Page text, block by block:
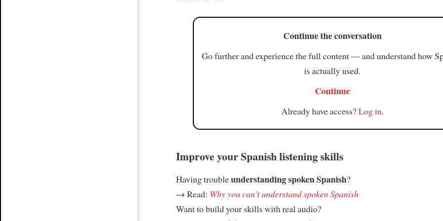
Continue the conversation
Go further and experience the full content — and understand how
is actually used.
Continue
Already have access?Log in.
Improve your Spanish listening skills
Having troubleunderstanding spoken Spanish?
→ Read: Why you can't understand spoken Spanish
Want to build your skills with real audio?